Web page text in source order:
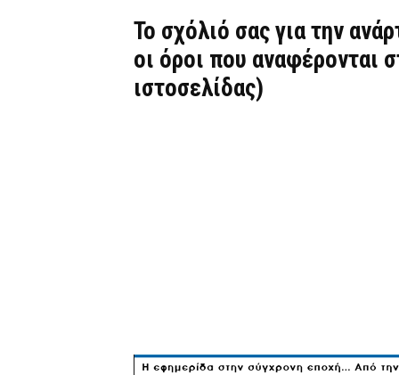
Το σχόλιό σας για την
οι όροι που αναφέρονται
ιστοσελίδας)